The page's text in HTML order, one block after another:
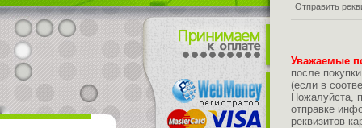
Отправить
Уважаемые
после
(если в
Пожалуйста,
отправке
реквизитов